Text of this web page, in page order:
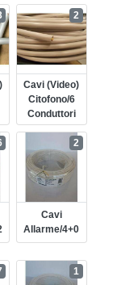
Cavi (video)
Citofono/6
Conduttori
2
Cavi
Allarme/4+0
2
1